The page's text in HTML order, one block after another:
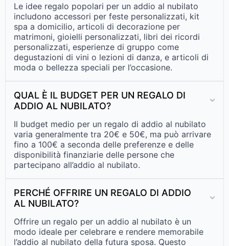
Le idee regalo popolari per un addio al nubilato
includono accessori per feste personalizzati, kit
spa a domicilio, articoli di decorazione per
matrimoni, gioielli personalizzati, libri dei ricordi
personalizzati, esperienze di gruppo come
degustazioni di vini o lezioni di danza, e articoli di
moda o bellezza speciali per l’occasione.
QUAL È IL BUDGET PER UN REGALO DI
ADDIO AL NUBILATO?
Il budget medio per un regalo di addio al nubilato
varia generalmente tra 20€ e 50€, ma può arrivare
fino a 100€ a seconda delle preferenze e delle
disponibilità finanziarie delle persone che
partecipano all’addio al nubilato.
PERCHÉ OFFRIRE UN REGALO DI ADDIO
AL NUBILATO?
Offrire un regalo per un addio al nubilato è un
modo ideale per celebrare e rendere memorabile
l’addio al nubilato della futura sposa. Questo